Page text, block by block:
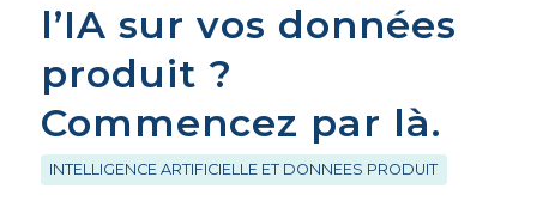
l’IA sur vos données
produit ?
Commencez par là.
INTELLIGENCE ARTIFICIELLE ET DONNEES PRODUIT